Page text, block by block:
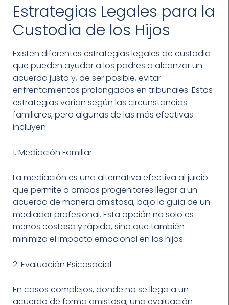
Estrategias Legales para la
Custodia de los Hijos
Existen diferentes estrategias legales de custodia
que pueden ayudar a los padres a alcanzar un
acuerdo justo y, de ser posible, evitar
enfrentamientos prolongados en tribunales. Estas
estrategias varían según las circunstancias
familiares, pero algunas de las más efectivas
incluyen:
1. Mediación Familiar
La mediación es una alternativa efectiva al juicio
que permite a ambos progenitores llegar a un
acuerdo de manera amistosa, bajo la guía de un
mediador profesional. Esta opción no solo es
menos costosa y rápida, sino que también
minimiza el impacto emocional en los hijos.
2. Evaluación Psicosocial
En casos complejos, donde no se llega a un
acuerdo de forma amistosa, una evaluación